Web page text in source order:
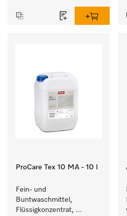
ProCare Tex 10 MA - 10 l
Fein- und
Buntwaschmittel,
Flüssigkonzentrat,